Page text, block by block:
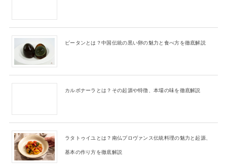
ピータンとは？中国伝統の黒い卵の魅力と食べ方を徹底解説
カルボナーラとは？その起源や特徴、本場の味を徹底解説
ラタトゥイユとは？南仏プロヴァンス伝統料理の魅力と起源、
基本の作り方を徹底解説